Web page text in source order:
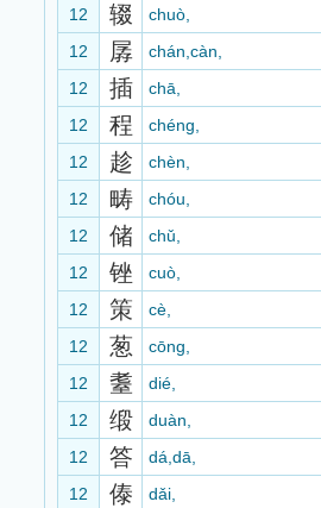
12
辍
chuò,
12
孱
chán,càn,
12
插
chā,
12
程
chéng,
12
趁
chèn,
12
畴
chóu,
12
储
chǔ,
12
锉
cuò,
12
策
cè,
12
葱
cōng,
12
耋
dié,
12
缎
duàn,
12
答
dá,dā,
12
傣
dǎi,